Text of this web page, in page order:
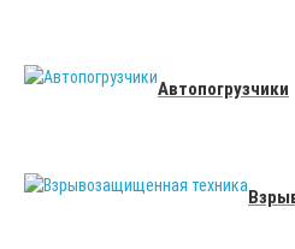
Автопогрузчики